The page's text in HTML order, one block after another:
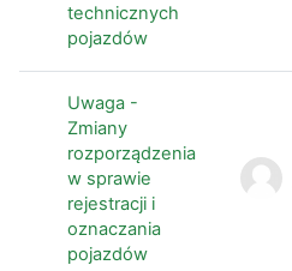
technicznych
pojazdów
Uwaga -
Zmiany
rozporządzenia
w sprawie
rejestracji i
oznaczania
pojazdów